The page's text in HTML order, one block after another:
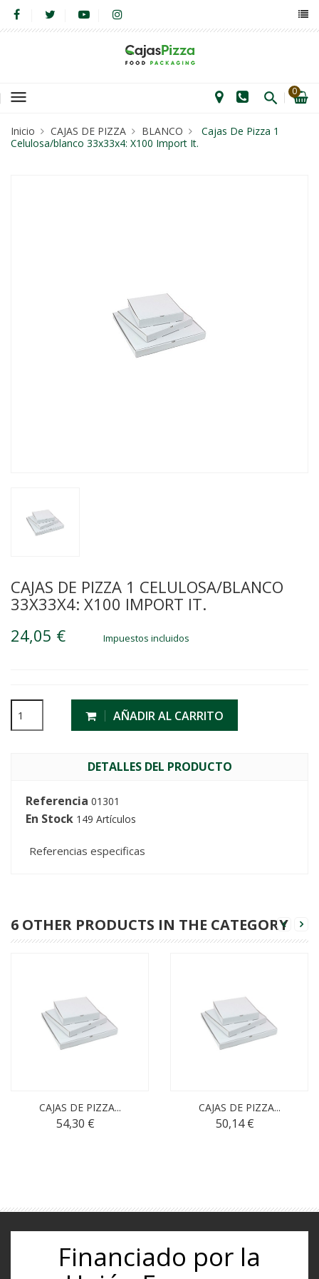
menu 0
Inicio CAJAS DE PIZZA BLANCO
Cajas De Pizza 1
Celulosa/blanco 33x33x4: X100 Import It.
CAJAS DE PIZZA 1 CELULOSA/BLANCO
33X33X4: X100 IMPORT IT.
24,05 €
Impuestos incluidos
AÑADIR AL CARRITO
DETALLES DEL PRODUCTO
Referencia 01301
En Stock 149 Artículos
Referencias especificas
6 OTHER PRODUCTS IN THE CATEGORY
CAJAS DE PIZZA...
54,30 €
CAJAS DE PIZZA...
50,14 €
Financiado por la